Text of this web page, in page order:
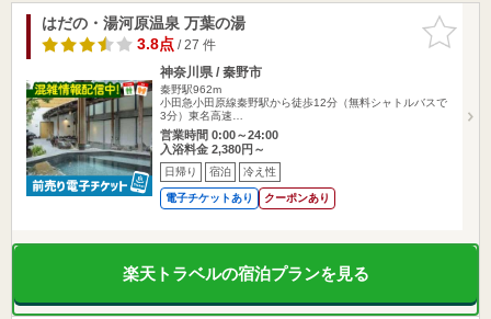
お気に入
りに追加
はだの・湯河原温泉 万葉の湯
3.8点/ 27 件
神奈川県 / 秦野市
秦野駅962m
小田急小田原線秦野駅から徒歩12分（無料シャトルバスで
3分）東名高速…
営業時間 0:00～24:00
入浴料金 2,380円～
日帰り 宿泊 冷え性
電子チケットあり クーポンあり
楽天トラベルの宿泊プランを見る